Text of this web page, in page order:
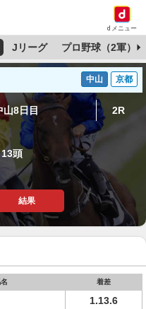
dメニュー
Jリーグ プロ野球（2軍）
中山 京都
8日目 2R
頭
結果
着差
1.13.6